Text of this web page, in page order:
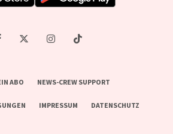
ABO NEWS-CREW SUPPORT
IMPRESSUM DATENSCHUTZ